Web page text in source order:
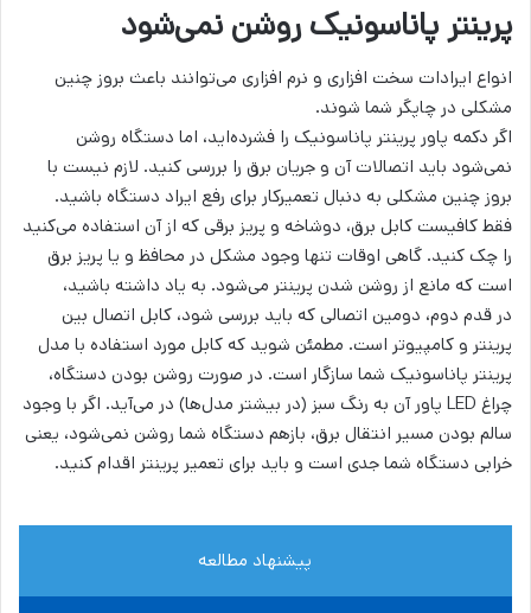
پرینتر پاناسونیک روشن نمی‌شود
انواع ایرادات سخت افزاری و نرم افزاری می‌توانند باعث بروز چنین
مشکلی در چاپگر شما شوند.
اگر دکمه پاور پرینتر پاناسونیک را فشرده‌اید، اما دستگاه روشن
نمی‌شود باید اتصالات آن و جریان برق را بررسی کنید. لازم نیست با
بروز چنین مشکلی به دنبال تعمیرکار برای رفع ایراد دستگاه باشید.
فقط کافیست کابل برق، دوشاخه و پریز برقی که از آن استفاده می‌کنید
را چک کنید. گاهی اوقات تنها وجود مشکل در محافظ و یا پریز برق
است که مانع از روشن شدن پرینتر می‌شود. به یاد داشته باشید،
در قدم دوم، دومین اتصالی که باید بررسی شود، کابل اتصال بین
پرینتر و کامپیوتر است. مطمئن شوید که کابل مورد استفاده با مدل
پرینتر پاناسونیک شما سازگار است. در صورت روشن بودن دستگاه،
چراغ LED پاور آن به رنگ سبز (در بیشتر مدل‌ها) در می‌آید. اگر با وجود
سالم بودن مسیر انتقال برق، بازهم دستگاه شما روشن نمی‌شود، یعنی
خرابی دستگاه شما جدی است و باید برای تعمیر پرینتر اقدام کنید.
پیشنهاد مطالعه